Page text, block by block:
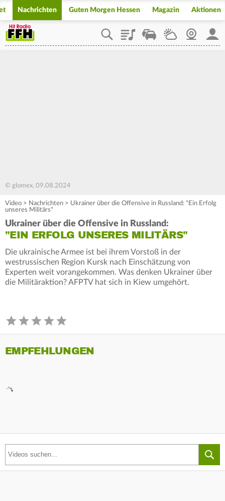
Nachrichten Guten Morgen Hessen Magazin Aktionen
PlaylistStaupilotWetterWebcam
© glomex, 09.08.2024
Video > Nachrichten > Ukrainer über die Offensive in Russland: "Ein Erfolg
unseres Militärs"
Ukrainer über die Offensive in Russland:
"EIN ERFOLG UNSERES MILITÄRS"
Die ukrainische Armee ist bei ihrem Vorstoß in der
westrussischen Region Kursk nach Einschätzung von
Experten weit vorangekommen. Was denken Ukrainer über
die Militäraktion? AFPTV hat sich in Kiew umgehört.
EMPFEHLUNGEN